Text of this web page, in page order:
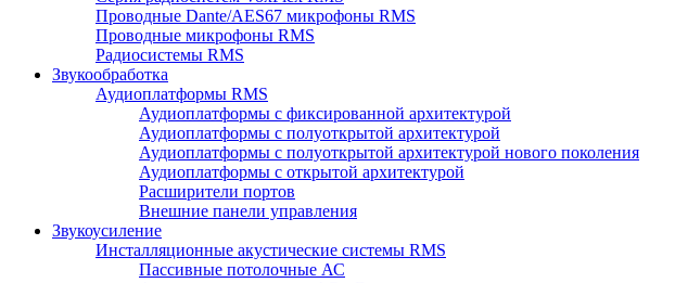
Проводные Dante/AES67 микрофоны RMS
Проводные микрофоны RMS
Радиосистемы RMS
Звукообработка
Аудиоплатформы RMS
Аудиоплатформы с фиксированной архитектурой
Аудиоплатформы с полуоткрытой архитектурой
Аудиоплатформы с полуоткрытой архитектурой нового поколения
Аудиоплатформы с открытой архитектурой
Расширители портов
Внешние панели управления
Звукоусиление
Инсталляционные акустические системы RMS
Пассивные потолочные АС